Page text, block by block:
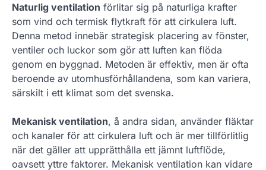
Naturlig ventilation förlitar sig på naturliga krafter
som vind och termisk flytkraft för att cirkulera luft.
Denna metod innebär strategisk placering av fönster,
ventiler och luckor som gör att luften kan flöda
genom en byggnad. Metoden är effektiv, men är ofta
beroende av utomhusförhållandena, som kan variera,
särskilt i ett klimat som det svenska.
Mekanisk ventilation, å andra sidan, använder fläktar
och kanaler för att cirkulera luft och är mer tillförlitlig
när det gäller att upprätthålla ett jämnt luftflöde,
oavsett yttre faktorer. Mekanisk ventilation kan vidare